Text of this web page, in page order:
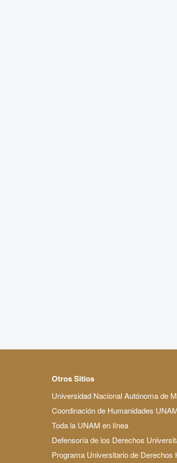
Otros Sitios
Universidad Nacional Autónoma de
Coordinación de Humanidades
Toda la UNAM en línea
Defensoría de los Derechos
Programa Universitario de Derechos